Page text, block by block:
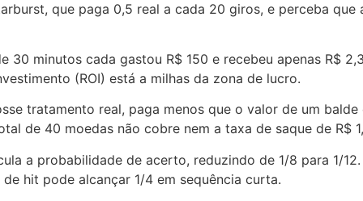
que paga 0,5 real a cada 20 giros, e perceba
30 minutos cada gastou R$ 150 e recebeu apenas R$
(ROI) está a milhas da zona de lucro.
tratamento real, paga menos que o valor de um
de 40 moedas não cobre nem a taxa de saque de R$
a probabilidade de acerto, reduzindo de 1/8 para 1/
hit pode alcançar 1/4 em sequência curta.